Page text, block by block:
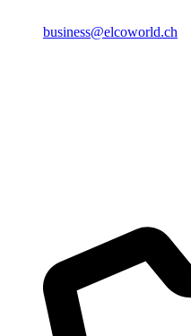
business@elcoworld.ch